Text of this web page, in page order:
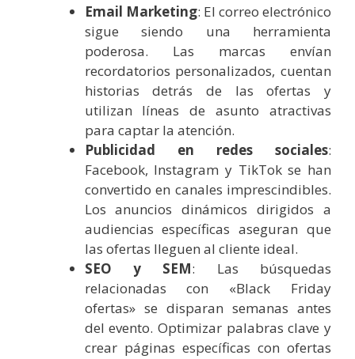
Email Marketing: El correo electrónico
sigue siendo una herramienta
poderosa. Las marcas envían
recordatorios personalizados, cuentan
historias detrás de las ofertas y
utilizan líneas de asunto atractivas
para captar la atención.
Publicidad en redes sociales:
Facebook, Instagram y TikTok se han
convertido en canales imprescindibles.
Los anuncios dinámicos dirigidos a
audiencias específicas aseguran que
las ofertas lleguen al cliente ideal.
SEO y SEM: Las búsquedas
relacionadas con «Black Friday
ofertas» se disparan semanas antes
del evento. Optimizar palabras clave y
crear páginas específicas con ofertas